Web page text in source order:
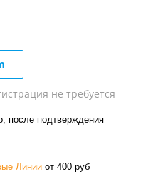
не требуется
после подтверждения
Линии от 400 руб